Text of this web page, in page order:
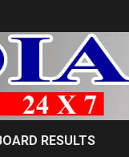
RESULTS